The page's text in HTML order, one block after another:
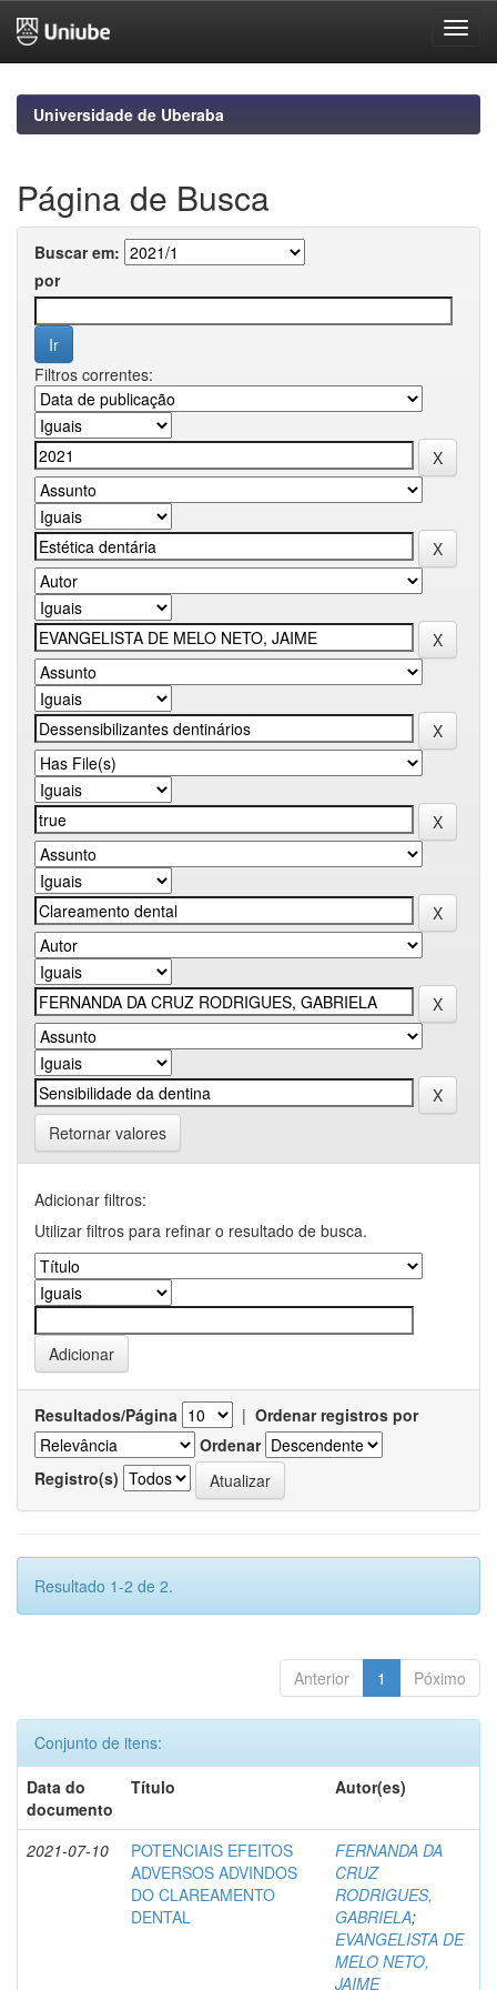
navigationUniversidade de Uberaba
Página de Busca
Buscar em:
por
Filtros correntes:
Retornar valores
Adicionar filtros:
Utilizar filtros para refinar o resultado de busca.
Resultados/Página | Ordenar registros por
Ordenar
Registro(s)
Resultado 1-2 de 2.
Anterior 1 Póximo
Conjunto de itens:
Data do
documento
Título Autor(es)
2021-07-10
POTENCIAIS EFEITOS
ADVERSOS ADVINDOS
DO CLAREAMENTO
DENTAL
FERNANDA DA
CRUZ
RODRIGUES,
GABRIELA;
EVANGELISTA DE
MELO NETO,
JAIME